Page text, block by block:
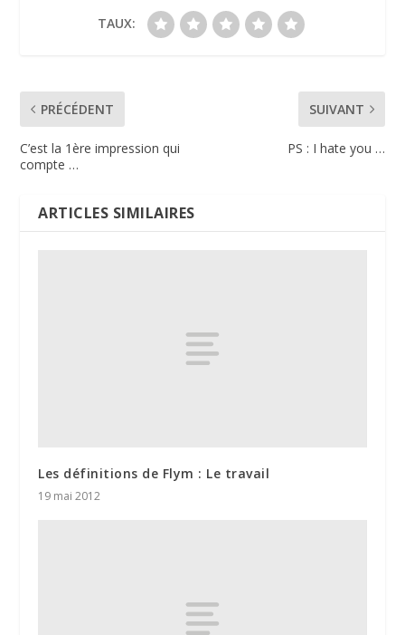
TAUX:
PRÉCÉDENT
C’est la 1ère impression qui
compte …
SUIVANT
PS : I hate you …
ARTICLES SIMILAIRES
Les définitions de Flym : Le travail
19 mai 2012